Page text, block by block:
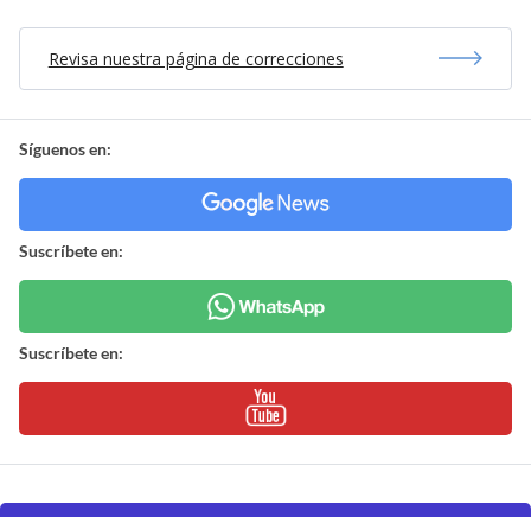
Revisa nuestra página de correcciones
Síguenos en:
Suscríbete en:
Suscríbete en: